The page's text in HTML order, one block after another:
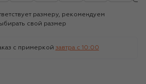
размеру, рекомендуем
свой размер
с примеркой завтра c 10:00